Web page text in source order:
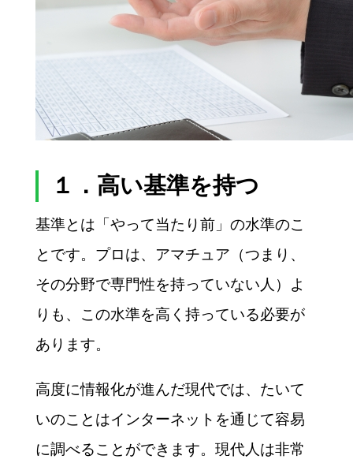
１．高い基準を持つ
基準とは「やって当たり前」の水準のこ
とです。プロは、アマチュア（つまり、
その分野で専門性を持っていない人）よ
りも、この水準を高く持っている必要が
あります。
高度に情報化が進んだ現代では、たいて
いのことはインターネットを通じて容易
に調べることができます。現代人は非常